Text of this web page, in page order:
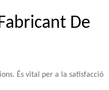
De
És vital per a la satisfacció